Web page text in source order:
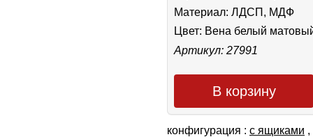
Материал: ЛДСП, МДФ
Цвет: Вена белый
Артикул: 27991
В корзину
конфигурация : с ящиками ,